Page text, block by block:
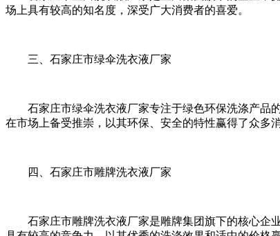
场上具有较高的知名度，深受广大消费者的喜爱。
三、石家庄市绿伞洗衣液厂家
石家庄市绿伞洗衣液厂家专注于绿色环保洗涤产品的
在市场上备受推崇，以其环保、安全的特性赢得了众多
四、石家庄市雕牌洗衣液厂家
石家庄市雕牌洗衣液厂家是雕牌集团旗下的核心企业